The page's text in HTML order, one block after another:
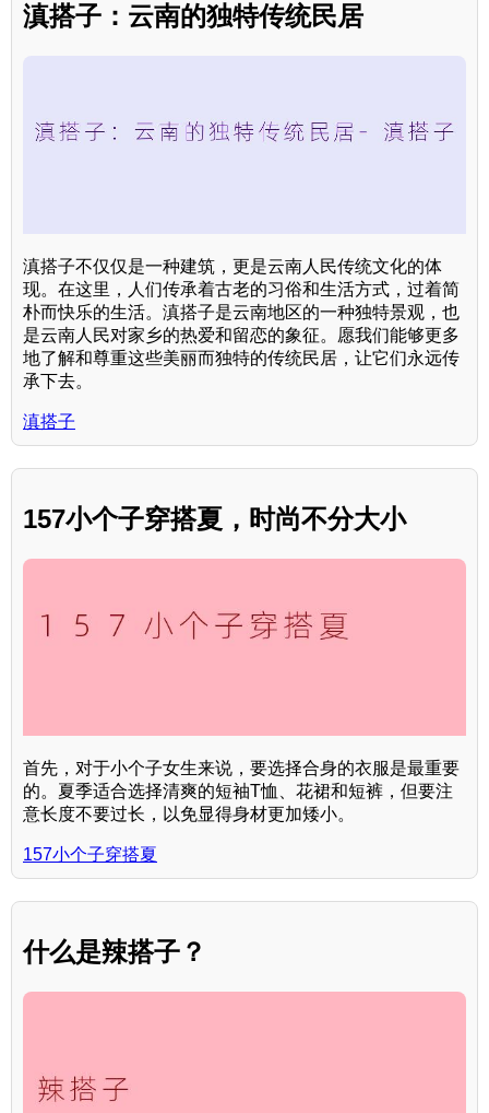
滇搭子：云南的独特传统民居
滇搭子不仅仅是一种建筑，更是云南人民传统文化的体
现。在这里，人们传承着古老的习俗和生活方式，过着简
朴而快乐的生活。滇搭子是云南地区的一种独特景观，也
是云南人民对家乡的热爱和留恋的象征。愿我们能够更多
地了解和尊重这些美丽而独特的传统民居，让它们永远传
承下去。
滇搭子
157小个子穿搭夏，时尚不分大小
首先，对于小个子女生来说，要选择合身的衣服是最重要
的。夏季适合选择清爽的短袖T恤、花裙和短裤，但要注
意长度不要过长，以免显得身材更加矮小。
157小个子穿搭夏
什么是辣搭子？